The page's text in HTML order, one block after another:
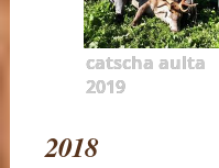
catscha aulta
2019
2018